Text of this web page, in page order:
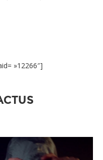
»12266″]